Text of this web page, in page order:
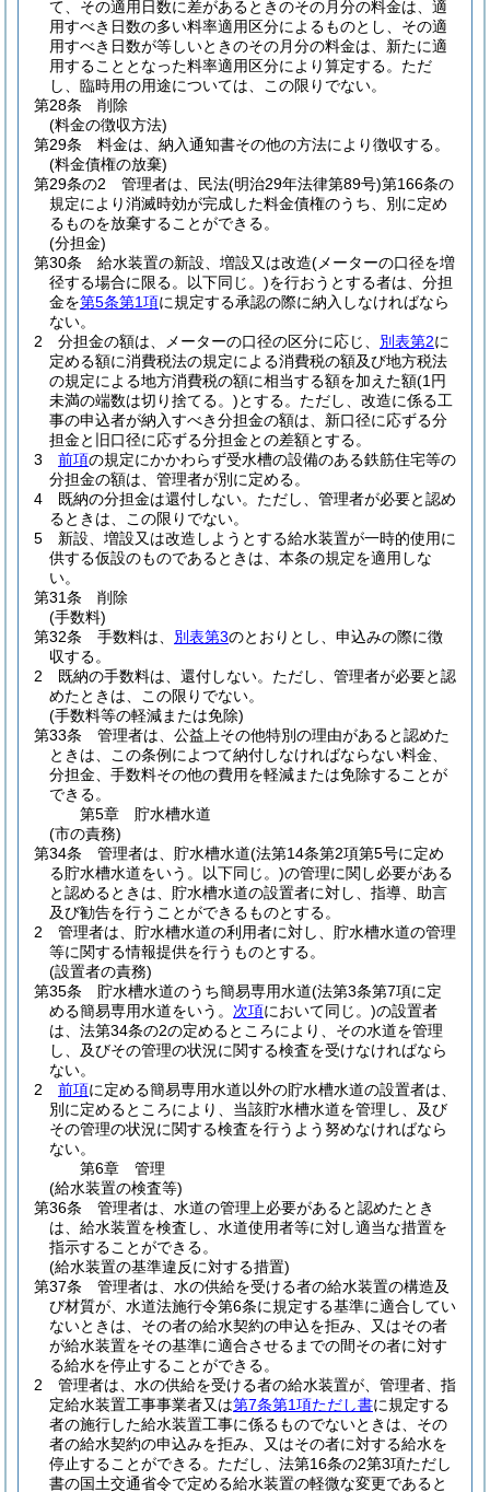
て、その適用日数に差があるときのその月分の料金は、適
用すべき日数の多い料率適用区分によるものとし、その適
用すべき日数が等しいときのその月分の料金は、新たに適
用することとなった料率適用区分により算定する。 ただ
し、臨時用の用途については、この限りでない。
第28条
削除
(料金の徴収方法)
第29条
料金は、納入通知書その他の方法により徴収する。
(料金債権の放棄)
第29条の2
管理者は、民法(明治29年法律第89号)第166条の
規定により消滅時効が完成した料金債権のうち、別に定め
るものを放棄することができる。
(分担金)
第30条
給水装置の新設、増設又は改造(メーターの口径を増
径する場合に限る。以下同じ。)を行おうとする者は、分担
金を第5条第1項に規定する承認の際に納入しなければなら
ない。
2
分担金の額は、メーターの口径の区分に応じ、 別表第2に
定める額に消費税法の規定による消費税の額及び地方税法
の規定による地方消費税の額に相当する額を加えた額(1円
未満の端数は切り捨てる。)とする。 ただし、改造に係る工
事の申込者が納入すべき分担金の額は、新口径に応ずる分
担金と旧口径に応ずる分担金との差額とする。
3
前項の規定にかかわらず受水槽の設備のある鉄筋住宅等の
分担金の額は、管理者が別に定める。
4
既納の分担金は還付しない。 ただし、管理者が必要と認め
るときは、この限りでない。
5
新設、増設又は改造しようとする給水装置が一時的使用に
供する仮設のものであるときは、本条の規定を適用しな
い。
第31条
削除
(手数料)
第32条
手数料は、 別表第3のとおりとし、申込みの際に徴
収する。
2
既納の手数料は、還付しない。 ただし、管理者が必要と認
めたときは、この限りでない。
(手数料等の軽減または免除)
第33条
管理者は、公益上その他特別の理由があると認めた
ときは、この条例によつて納付しなければならない料金、
分担金、手数料その他の費用を軽減または免除することが
できる。
第5章
貯水槽水道
(市の責務)
第34条
管理者は、貯水槽水道(法第14条第2項第5号に定め
る貯水槽水道をいう。以下同じ。)の管理に関し必要がある
と認めるときは、貯水槽水道の設置者に対し、指導、助言
及び勧告を行うことができるものとする。
2
管理者は、貯水槽水道の利用者に対し、貯水槽水道の管理
等に関する情報提供を行うものとする。
(設置者の責務)
第35条
貯水槽水道のうち簡易専用水道(法第3条第7項に定
める簡易専用水道をいう。 次項において同じ。)の設置者
は、法第34条の2の定めるところにより、その水道を管理
し、及びその管理の状況に関する検査を受けなければなら
ない。
2
前項に定める簡易専用水道以外の貯水槽水道の設置者は、
別に定めるところにより、当該貯水槽水道を管理し、及び
その管理の状況に関する検査を行うよう努めなければなら
ない。
第6章
管理
(給水装置の検査等)
第36条
管理者は、水道の管理上必要があると認めたとき
は、給水装置を検査し、水道使用者等に対し適当な措置を
指示することができる。
(給水装置の基準違反に対する措置)
第37条
管理者は、水の供給を受ける者の給水装置の構造及
び材質が、水道法施行令第6条に規定する基準に適合してい
ないときは、その者の給水契約の申込を拒み、又はその者
が給水装置をその基準に適合させるまでの間その者に対す
る給水を停止することができる。
2
管理者は、水の供給を受ける者の給水装置が、管理者、指
定給水装置工事事業者又は第7条第1項ただし書に規定する
者の施行した給水装置工事に係るものでないときは、その
者の給水契約の申込みを拒み、又はその者に対する給水を
停止することができる。 ただし、法第16条の2第3項ただし
書の国土交通省令で定める給水装置の軽微な変更であると